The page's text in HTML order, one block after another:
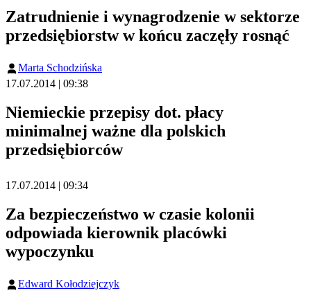
Zatrudnienie i wynagrodzenie w sektorze
przedsiębiorstw w końcu zaczęły rosnąć
Marta Schodzińska
17.07.2014 | 09:38
Niemieckie przepisy dot. płacy
minimalnej ważne dla polskich
przedsiębiorców
17.07.2014 | 09:34
Za bezpieczeństwo w czasie kolonii
odpowiada kierownik placówki
wypoczynku
Edward Kołodziejczyk